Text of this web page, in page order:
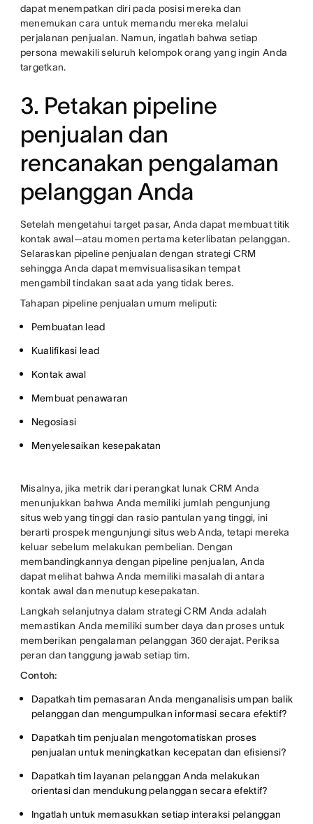
dapat menempatkan diri pada posisi mereka dan
menemukan cara untuk memandu mereka melalui
perjalanan penjualan. Namun, ingatlah bahwa setiap
persona mewakili seluruh kelompok orang yang ingin Anda
targetkan.
3. Petakan pipeline
penjualan dan
rencanakan pengalaman
pelanggan Anda
Setelah mengetahui target pasar, Anda dapat membuat titik
kontak awal—atau momen pertama keterlibatan pelanggan.
Selaraskan pipeline penjualan dengan strategi CRM
sehingga Anda dapat memvisualisasikan tempat
mengambil tindakan saat ada yang tidak beres.
Tahapan pipeline penjualan umum meliputi:
Pembuatan lead
Kualifikasi lead
Kontak awal
Membuat penawaran
Negosiasi
Menyelesaikan kesepakatan
Misalnya, jika metrik dari perangkat lunak CRM Anda
menunjukkan bahwa Anda memiliki jumlah pengunjung
situs web yang tinggi dan rasio pantulan yang tinggi, ini
berarti prospek mengunjungi situs web Anda, tetapi mereka
keluar sebelum melakukan pembelian. Dengan
membandingkannya dengan pipeline penjualan, Anda
dapat melihat bahwa Anda memiliki masalah di antara
kontak awal dan menutup kesepakatan.
Langkah selanjutnya dalam strategi CRM Anda adalah
memastikan Anda memiliki sumber daya dan proses untuk
memberikan pengalaman pelanggan 360 derajat. Periksa
peran dan tanggung jawab setiap tim.
Contoh:
Dapatkah tim pemasaran Anda menganalisis umpan balik
pelanggan dan mengumpulkan informasi secara efektif?
Dapatkah tim penjualan mengotomatiskan proses
penjualan untuk meningkatkan kecepatan dan efisiensi?
Dapatkah tim layanan pelanggan Anda melakukan
orientasi dan mendukung pelanggan secara efektif?
Ingatlah untuk memasukkan setiap interaksi pelanggan